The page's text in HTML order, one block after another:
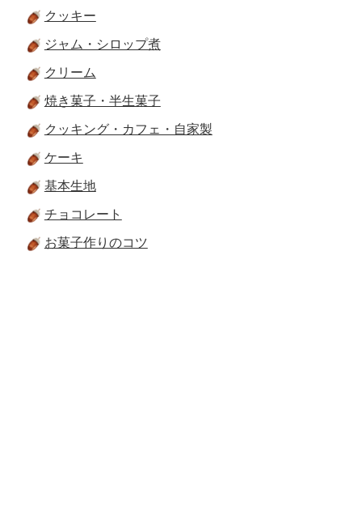
クッキー
ジャム・シロップ煮
クリーム
焼き菓子・半生菓子
クッキング・カフェ・自家製
ケーキ
基本生地
チョコレート
お菓子作りのコツ